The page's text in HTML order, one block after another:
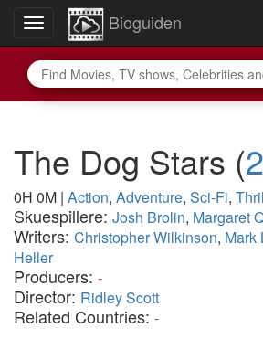
Toggle
navigation
Bioguiden
The Dog Stars (
0H 0M | Action, Adventure, Sci-Fi,
Skuespillere: Josh Brolin, Margaret
Writers: Christopher Wilkinson, Mark
Heller
Producers: -
Director: Ridley Scott
Related Countries: -